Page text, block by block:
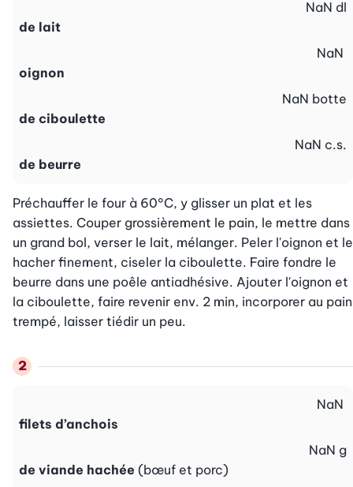
de lait
NaN dl
oignon
NaN
de ciboulette
NaN botte
de beurre
NaN c.s.
Préchauffer le four à 60°C, y glisser un plat et les
assiettes. Couper grossièrement le pain, le mettre dans
un grand bol, verser le lait, mélanger. Peler l'oignon et le
hacher finement, ciseler la ciboulette. Faire fondre le
beurre dans une poêle antiadhésive. Ajouter l'oignon et
la ciboulette, faire revenir env. 2 min, incorporer au pain
trempé, laisser tiédir un peu.
filets d’anchois
NaN
de viande hachée (bœuf et porc)
NaN g